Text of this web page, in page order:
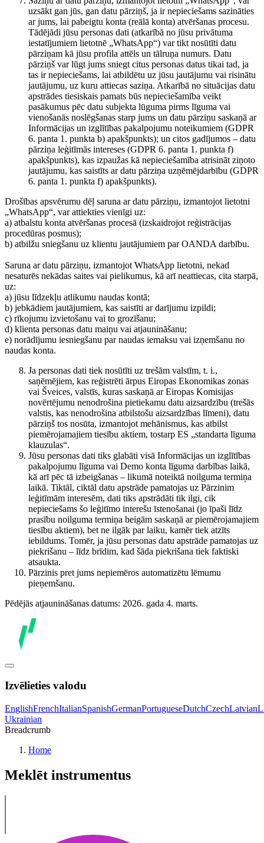
uzsākt gan jūs, gan datu pārziņš, ja ir nepieciešams sazināties
ar jums, lai pabeigtu konta (reālā konta) atvēršanas procesu.
Tādējādi jūsu personas dati (atkarībā no jūsu privātuma
iestatījumiem lietotnē „WhatsApp“) var tikt nosūtīti datu
pārziņam kā jūsu profila attēls un tālruņa numurs. Datu
pārziņš var lūgt jums sniegt citus personas datus tikai tad, ja
tas ir nepieciešams, lai atbildētu uz jūsu jautājumu vai risinātu
jautājumu, uz kuru attiecas saziņa. Atkarībā no situācijas datu
apstrādes tiesiskais pamats būs nepieciešamība veikt
pasākumus pēc datu subjekta lūguma pirms līguma vai
vienošanās noslēgšanas starp jums un datu pārziņu saskaņā ar
Informācijas un izglītības pakalpojumu noteikumiem (GDPR
6. panta 1. punkta b) apakšpunkts); un citos gadījumos – datu
pārziņa leģitīmās intereses (GDPR 6. panta 1. punkta f)
apakšpunkts), kas izpaužas kā nepieciešamība atrisināt ziņoto
jautājumu, kas saistīts ar datu pārziņa uzņēmējdarbību (GDPR
6. panta 1. punkta f) apakšpunkts).
Drošības apsvērumu dēļ saruna ar datu pārziņu, izmantojot lietotni
„WhatsApp“, var attiekties vienīgi uz:
a) atbalstu konta atvēršanas procesā (izskaidrojot reģistrācijas
procedūras posmus);
b) atbilžu sniegšanu uz klientu jautājumiem par OANDA darbību.
Saruna ar datu pārziņu, izmantojot WhatsApp lietotni, nekad
nesaturēs nekādas saites vai pielikumus, kā arī neattiecas, cita starpā,
uz:
a) jūsu līdzekļu atlikumu naudas kontā;
b) jebkādiem jautājumiem, kas saistīti ar darījumu izpildi;
c) rīkojumu izvietošanu vai to grozīšanu;
d) klienta personas datu maiņu vai atjaunināšanu;
e) norādījumu iesniegšanu par naudas iemaksu vai izņemšanu no
naudas konta.
Ja personas dati tiek nosūtīti uz trešām valstīm, t. i.,
saņēmējiem, kas reģistrēti ārpus Eiropas Ekonomikas zonas
vai Šveices, valstīs, kuras saskaņā ar Eiropas Komisijas
novērtējumu nenodrošina pietiekamu datu aizsardzību (trešās
valstis, kas nenodrošina atbilstošu aizsardzības līmeni), datu
pārziņš tos nosūta, izmantojot mehānismus, kas atbilst
piemērojamajiem tiesību aktiem, tostarp ES „standarta līguma
klauzulas“.
Jūsu personas dati tiks glabāti visā Informācijas un izglītības
pakalpojumu līguma vai Demo konta līguma darbības laikā,
kā arī pēc tā izbeigšanas – likumā noteiktā noilguma termiņa
laikā. Tiktāl, ciktāl datu apstrāde pamatojas uz Pārzinim
leģitīmām interesēm, dati tiks apstrādāti tik ilgi, cik
nepieciešams šo leģitīmo interešu īstenošanai (jo īpaši līdz
prasību noilguma termiņa beigām saskaņā ar piemērojamajiem
tiesību aktiem), bet ne ilgāk par laiku, kamēr tiek atzīts
iebildums. Tomēr, ja jūsu personas datu apstrāde pamatojas uz
piekrišanu – līdz brīdim, kad šāda piekrišana tiek faktiski
atsaukta.
Pārzinis pret jums nepiemēros automatizētu lēmumu
pieņemšanu.
Pēdējās atjaunināšanas datums: 2026. gada 4. marts.
Izvēlieties valodu
EnglishFrenchItalianSpanishGermanPortugueseDutchCzechLatvian
Ukrainian
Breadcrumb
Home
Meklēt instrumentus